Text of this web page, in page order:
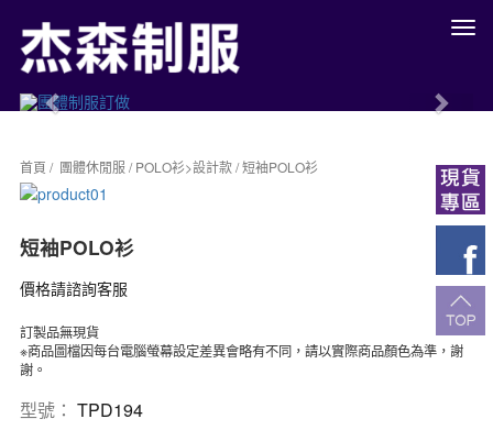
餐
工
服
團
體
制
服
訂
做
餐
飲
Previous Next
首頁 / 團體休閒服 /POLO衫>設計款/ 短袖POLO衫
短袖POLO衫
價格請諮詢客服
訂製品無現貨
※商品圖檔因每台電腦螢幕設定差異會略有不同，請以實際商品顏色為準，謝
謝。
型號： TPD194